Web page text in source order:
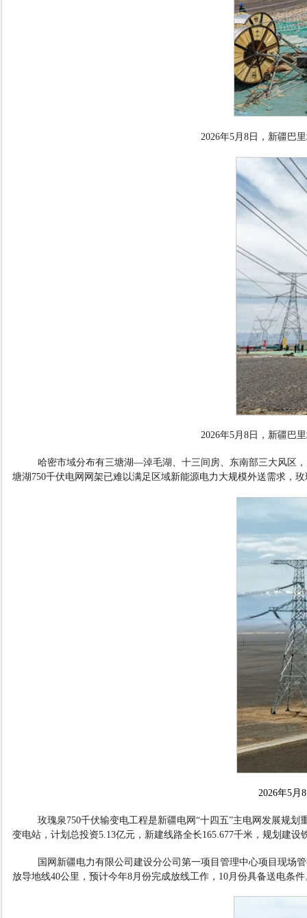
2026年5月8 日，新疆巴
2026年5月8 日，新疆巴
哈密市域分布有三塘湖—淖毛湖、十三间房、东南部三大风区
塘湖 750千伏电网网架已难以满足区域新能源电力大规模外送需求，玫
2026年5月8
玫瑰泉750千伏输变电工程是新疆电网“十四五”主电网发展规划
变电站，计划总投资5.13亿元，新建线路全长165.677千米，规划建设
国网新疆电力有限公司建设分公司第一项目管理中心项目现场
放导地线40公里，预计今年8 月份完成放线工作， 10 月份具备送电条件